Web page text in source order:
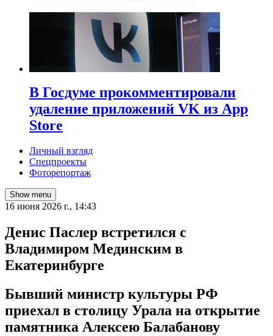
В Госдуме прокомментировали
удаление приложений VK из App
Store
Личный взгляд
Спецпроекты
Фоторепортаж
Show menu
16 июня 2026 г., 14:43
Денис Паслер встретился с
Владимиром Мединским в
Екатеринбурге
Бывший министр культуры РФ
приехал в столицу Урала на открытие
памятника Алексею Балабанову